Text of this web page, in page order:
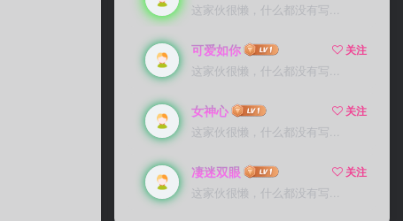
这家伙很懒，什么都没有写...
可爱如你
关注
这家伙很懒，什么都没有写...
女神心
关注
这家伙很懒，什么都没有写...
凄迷双眼
关注
这家伙很懒，什么都没有写...